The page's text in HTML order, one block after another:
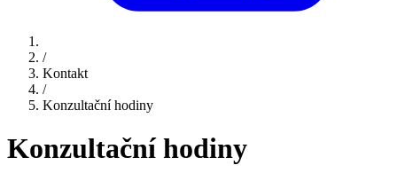
/
Kontakt
/
Konzultační hodiny
Konzultační hodiny